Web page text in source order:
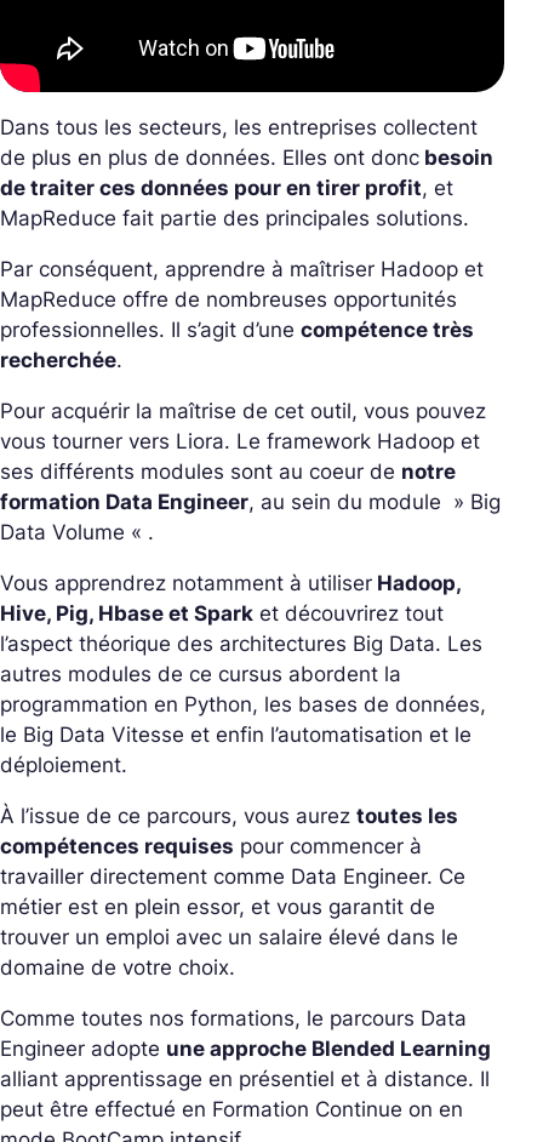
Dans tous les secteurs, les entreprises collectent
de plus en plus de données. Elles ont donc besoin
de traiter ces données pour en tirer profit, et
MapReduce fait partie des principales solutions.
Par conséquent, apprendre à maîtriser Hadoop et
MapReduce offre de nombreuses opportunités
professionnelles. Il s’agit d’une compétence très
recherchée.
Pour acquérir la maîtrise de cet outil, vous pouvez
vous tourner vers Liora. Le framework Hadoop et
ses différents modules sont au coeur de notre
formation Data Engineer, au sein du module » Big
Data Volume « .
Vous apprendrez notamment à utiliser Hadoop,
Hive, Pig, Hbase et Spark et découvrirez tout
l’aspect théorique des architectures Big Data. Les
autres modules de ce cursus abordent la
programmation en Python, les bases de données,
le Big Data Vitesse et enfin l’automatisation et le
déploiement.
À l’issue de ce parcours, vous aurez toutes les
compétences requises pour commencer à
travailler directement comme Data Engineer. Ce
métier est en plein essor, et vous garantit de
trouver un emploi avec un salaire élevé dans le
domaine de votre choix.
Comme toutes nos formations, le parcours Data
Engineer adopte une approche Blended Learning
alliant apprentissage en présentiel et à distance. Il
peut être effectué en Formation Continue on en